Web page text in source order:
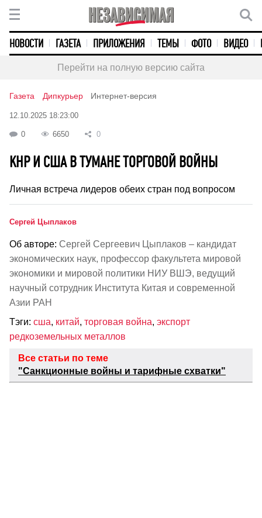
НОВОСТИ ГАЗЕТА ПРИЛОЖЕНИЯ ТЕМЫ ФОТО ВИДЕО
Перейти на полную версию сайта
Газета Дипкурьер Интернет-версия
12.10.2025 18:23:00
0 6650 0
КНР И США В ТУМАНЕ ТОРГОВОЙ ВОЙНЫ
Личная встреча лидеров обеих стран под вопросом
Сергей Цыплаков
Об авторе: Сергей Сергеевич Цыплаков – кандидат
экономических наук, профессор факультета мировой
экономики и мировой политики НИУ ВШЭ, ведущий
научный сотрудник Института Китая и современной
Азии РАН
Тэги: сша, китай, торговая война, экспорт
редкоземельных металлов
Все статьи по теме
"Санкционные войны и тарифные схватки"